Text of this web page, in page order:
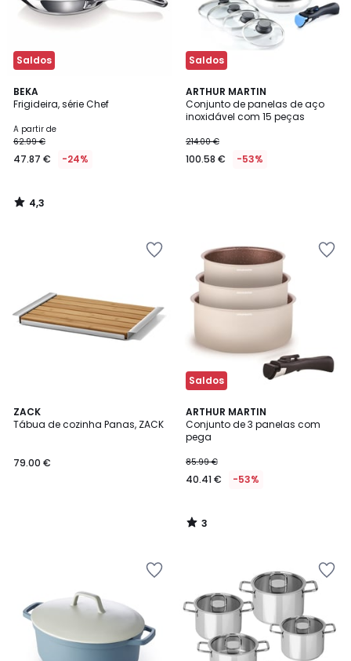
Saldos
BEKA
Frigideira, série Chef
A partir de
62.99 €
47.87 € -24%
4,3
/ 5
4,3
/
Saldos
ARTHUR MARTIN
Conjunto de panelas de aço
inoxidável com 15 peças
214.00 €
100.58 € -53%
ZACK
Tábua de cozinha Panas, ZACK
79.00 €
Saldos
ARTHUR MARTIN
Conjunto de 3 panelas com
pega
85.99 €
40.41 € -53%
3
/
5
3
/